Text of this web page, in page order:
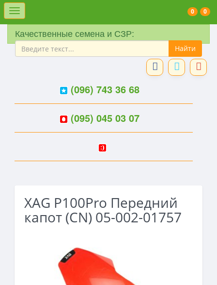
Меню 0
0
Качественные семена и СЗР:
(096) 743 36 68
(095) 045 03 07
XAG P100Pro Передний
капот (CN) 05-002-01757